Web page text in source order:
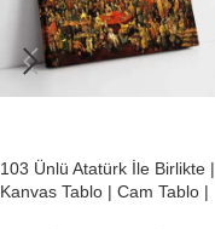
103 Ünlü Atatürk İle Birlikte |
Kanvas Tablo | Cam Tablo |